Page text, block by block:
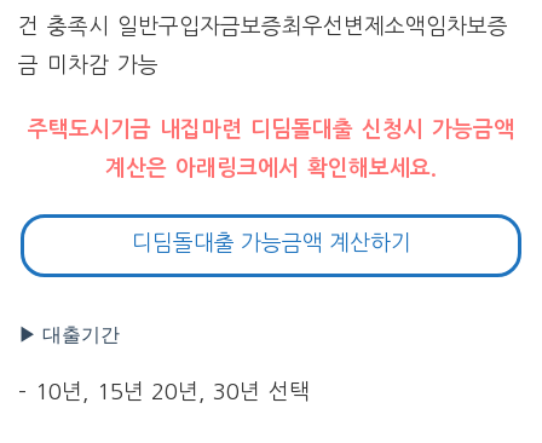
건 충족시 일반구입자금보증최우선변제소액임차보증
금 미차감 가능
주택도시기금 내집마련 디딤돌대출 신청시 가능금액
계산은 아래링크에서 확인해보세요.
디딤돌대출 가능금액 계산하기
▶ 대출기간
– 10년, 15년 20년, 30년 선택